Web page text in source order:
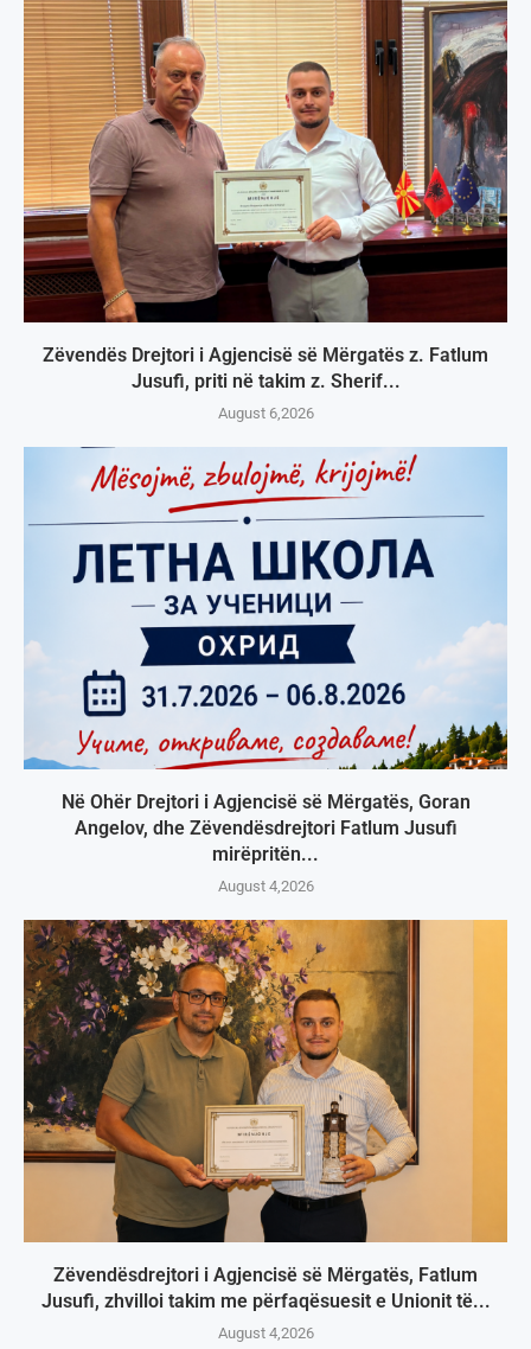
Zëvendës Drejtori i Agjencisë së Mërgatës z. Fatlum
Jusufi, priti në takim z. Sherif...
August 6,2026
Në Ohër Drejtori i Agjencisë së Mërgatës, Goran
Angelov, dhe Zëvendësdrejtori Fatlum Jusufi
mirëpritën...
August 4,2026
Zëvendësdrejtori i Agjencisë së Mërgatës, Fatlum
Jusufi, zhvilloi takim me përfaqësuesit e Unionit të...
August 4,2026